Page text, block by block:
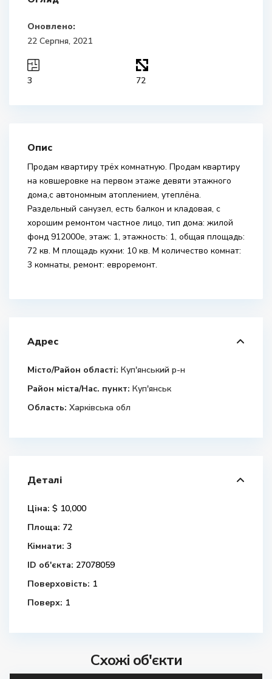
Оновлено:
22 Серпня, 2021
3 72
Опис
Продам квартиру трёх комнатную. Продам квартиру
на ковшеровке на первом этаже девяти этажного
дома,с автономным атоплением, утеплёна.
Раздельный санузел, есть балкон и кладовая, с
хорошим ремонтом частное лицо, тип дома: жилой
фонд 912000е, этаж: 1, этажность: 1, общая площадь:
72 кв. М площадь кухни: 10 кв. М количество комнат:
3 комнаты, ремонт: евроремонт.
Адрес
Місто/Район області: Куп'янський р-н
Район міста/Нас. пункт: Куп'янськ
Область: Харківська обл
Деталі
Ціна: $ 10,000
Площа: 72
Кімнати: 3
ID об'єкта: 27078059
Поверховість: 1
Поверх: 1
Схожі об'єкти